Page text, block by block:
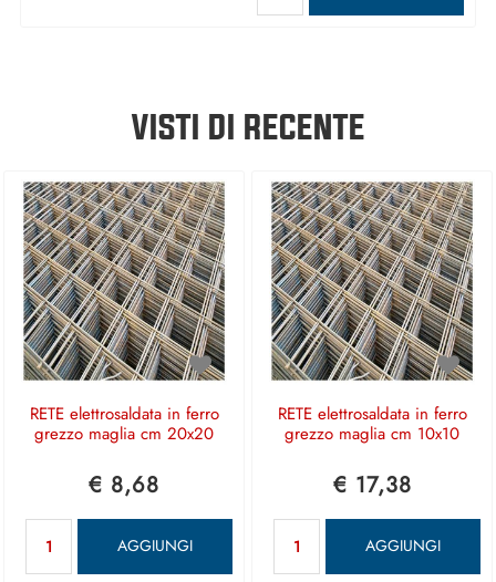
VISTI DI RECENTE
RETE elettrosaldata in ferro
grezzo maglia cm 20x20
€ 8,68
AGGIUNGI
RETE elettrosaldata in ferro
grezzo maglia cm 10x10
€ 17,38
AGGIUNGI